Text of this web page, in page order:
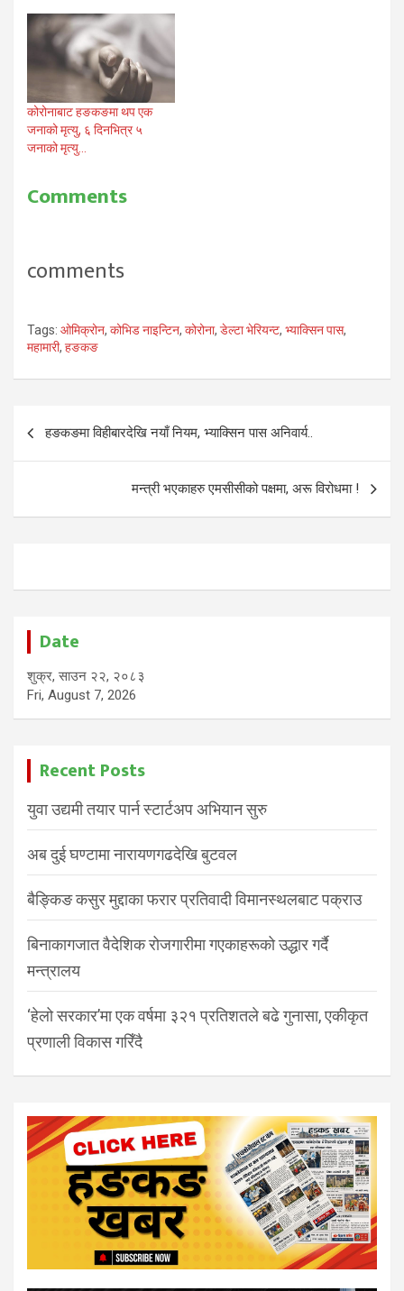
कोरोनाबाट हङकङमा थप एक
जनाको मृत्यु, ६ दिनभित्र ५
जनाको मृत्यु…
Comments
comments
Tags: ओमिक्रोन, कोभिड नाइन्टिन, कोरोना, डेल्टा भेरियन्ट, भ्याक्सिन पास,
महामारी, हङकङ
Post
navigation
हङकङमा विहीबारदेखि नयाँ नियम, भ्याक्सिन पास अनिवार्य..
मन्त्री भएकाहरु एमसीसीको पक्षमा, अरू विरोधमा !
Date
शुक्र, साउन २२, २०८३
Fri, August 7, 2026
Recent Posts
युवा उद्यमी तयार पार्न स्टार्टअप अभियान सुरु
अब दुई घण्टामा नारायणगढदेखि बुटवल
बैङ्किङ कसुर मुद्दाका फरार प्रतिवादी विमानस्थलबाट पक्राउ
बिनाकागजात वैदेशिक रोजगारीमा गएकाहरूको उद्धार गर्दै
मन्त्रालय
‘हेलो सरकार’मा एक वर्षमा ३२१ प्रतिशतले बढे गुनासा, एकीकृत
प्रणाली विकास गरिँदै